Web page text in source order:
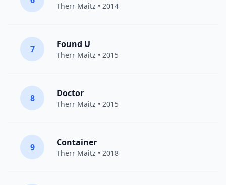
Therr Maitz • 2014
7 Found U
Therr Maitz • 2015
8 Doctor
Therr Maitz • 2015
9 Container
Therr Maitz • 2018